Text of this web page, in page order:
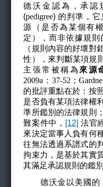
德沃金認為，承認
(pedigree) 的判準，
源（是否為某個有
定），而非依據規
（規則內容的好壞對
性），來判斷某項規
主張常被稱為 來源
2009a ：37-52 ；
的批評重點在於：按
是否負有某項法律權
準所鑑別的法律規則
難案件中， [12] 法官
來決定當事人負有何
往無法透過系譜式的
拘束力，是基於其實
其滿足承認規則的鑑別
德沃金以美國的